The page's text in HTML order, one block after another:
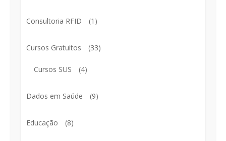
Consultoria RFID (1)
Cursos Gratuitos (33)
Cursos SUS (4)
Dados em Saúde (9)
Educação (8)